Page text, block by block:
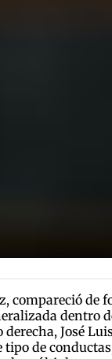
compareció
dentro
José
de